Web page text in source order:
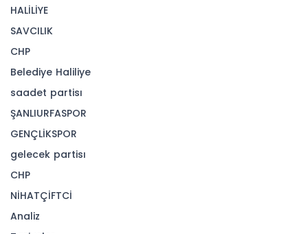
HALİLİYE
SAVCILIK
CHP
Belediye Haliliye
saadet partisı
ŞANLIURFASPOR
GENÇLİKSPOR
gelecek partisı
CHP
NİHATÇİFTCİ
Analiz